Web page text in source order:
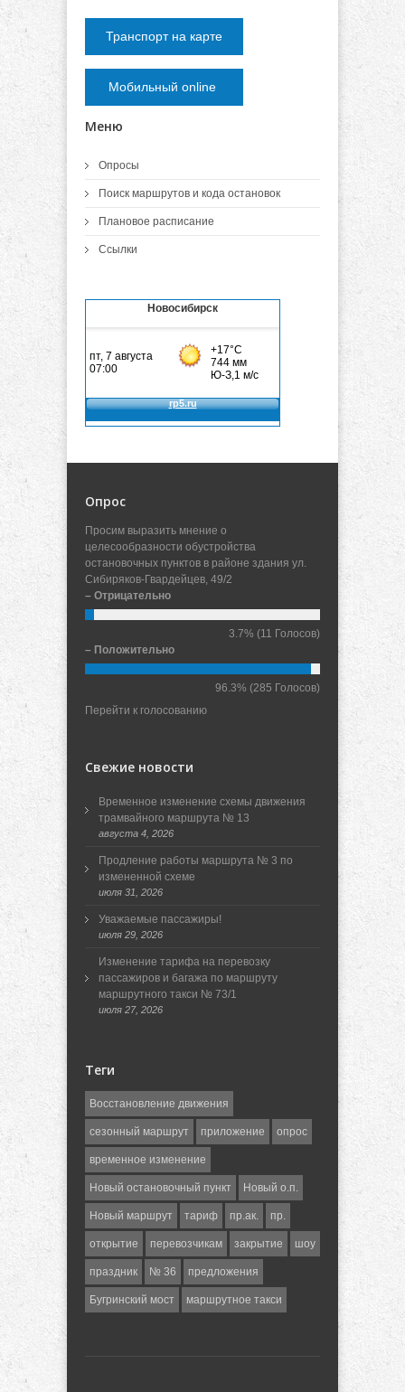
Транспорт на карте
Мобильный online
Меню
Опросы
Поиск маршрутов и кода остановок
Плановое расписание
Ссылки
Новосибирск
Опрос
Просим выразить мнение о
целесообразности обустройства
остановочных пунктов в районе здания ул.
Сибиряков-Гвардейцев, 49/2
– Отрицательно
3.7% (11 Голосов)
– Положительно
96.3% (285 Голосов)
Перейти к голосованию
Свежие новости
Временное изменение схемы движения
трамвайного маршрута № 13
августа 4, 2026
Продление работы маршрута № 3 по
измененной схеме
июля 31, 2026
Уважаемые пассажиры!
июля 29, 2026
Изменение тарифа на перевозку
пассажиров и багажа по маршруту
маршрутного такси № 73/1
июля 27, 2026
Теги
Восстановление движения
сезонный маршрут приложение опрос
временное изменение
Новый остановочный пункт Новый о.п.
Новый маршрут тариф пр.ак. пр.
открытие перевозчикам закрытие шоу
праздник № 36 предложения
Бугринский мост маршрутное такси